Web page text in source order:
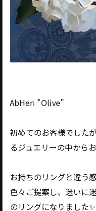
AbHeri "Olive"
初めてのお客様でした
るジュエリーの中から
お持ちのリングと違う
色々ご提案し、迷いに
のリングになりました✨️